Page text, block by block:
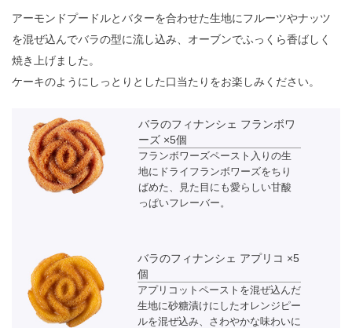
アーモンドプードルとバターを合わせた生地にフルーツやナッツ
を混ぜ込んでバラの型に流し込み、オーブンでふっくら香ばしく
焼き上げました。
ケーキのようにしっとりとした口当たりをお楽しみください。
バラのフィナンシェ フランボワ
ーズ ×5個
フランボワーズペースト入りの生
地にドライフランボワーズをちり
ばめた、見た目にも愛らしい甘酸
っぱいフレーバー。
バラのフィナンシェ アプリコ ×5
個
アプリコットペーストを混ぜ込んだ
生地に砂糖漬けにしたオレンジピー
ルを混ぜ込み、さわやかな味わいに